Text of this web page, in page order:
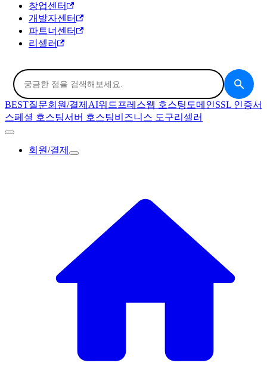
창업센터
개발자센터
파트너센터
리셀러
BEST질문회원/결제 AI워드프레스웹 호스팅 도메인SSL 인증서
스페셜 호스팅서버 호스팅비즈니스 도구리셀러
회원/결제